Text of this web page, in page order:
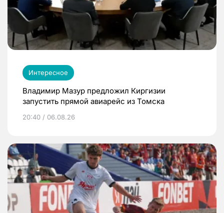
Интересное
Владимир Мазур предложил Киргизии
запустить прямой авиарейс из Томска
20:40 / 06.08.26